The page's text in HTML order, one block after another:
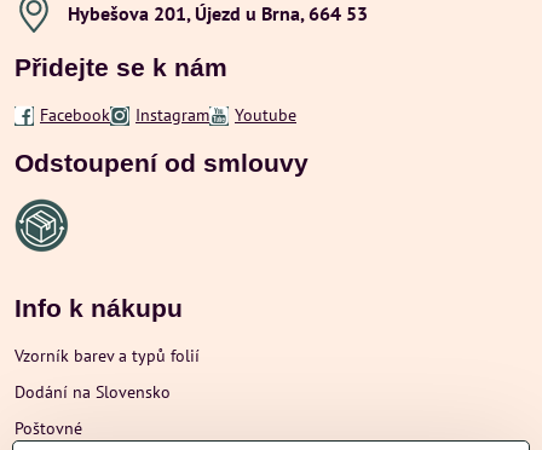
Hybešova 201, Újezd u Brna, 664 53
Přidejte se k nám
Facebook Instagram Youtube
Odstoupení od smlouvy
Info k nákupu
Vzorník barev a typů folií
Dodání na Slovensko
Poštovné